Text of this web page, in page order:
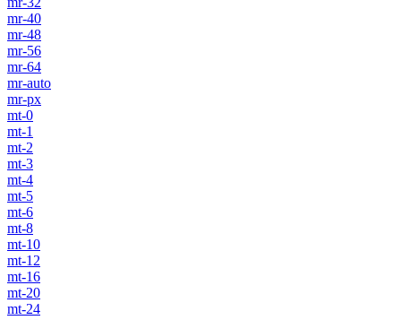
mr-40
mr-48
mr-56
mr-64
mr-auto
mr-px
mt-0
mt-1
mt-2
mt-3
mt-4
mt-5
mt-6
mt-8
mt-10
mt-12
mt-16
mt-20
mt-24